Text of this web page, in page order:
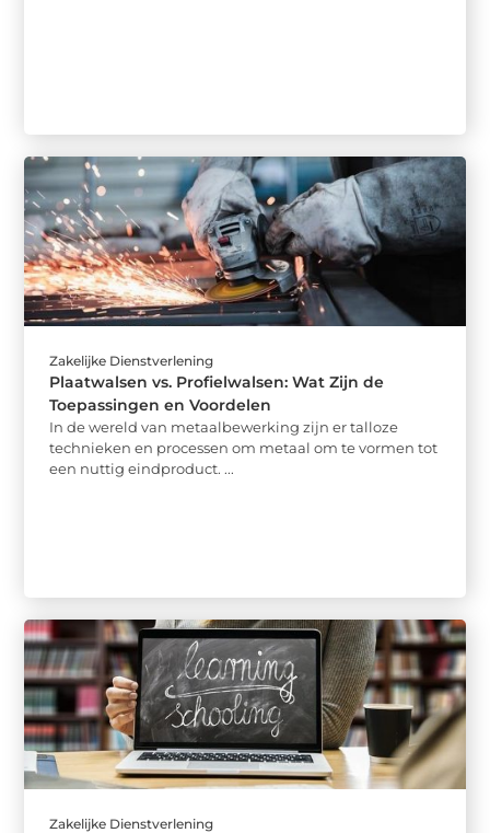
Zakelijke Dienstverlening
Plaatwalsen vs. Profielwalsen: Wat Zijn de
Toepassingen en Voordelen
In de wereld van metaalbewerking zijn er talloze
technieken en processen om metaal om te vormen tot
een nuttig eindproduct. ...
Zakelijke Dienstverlening